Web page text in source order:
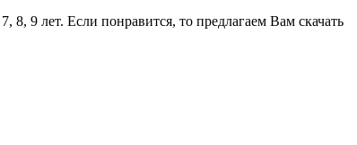
9 лет. Если понравится, то предлагаем Вам скачать